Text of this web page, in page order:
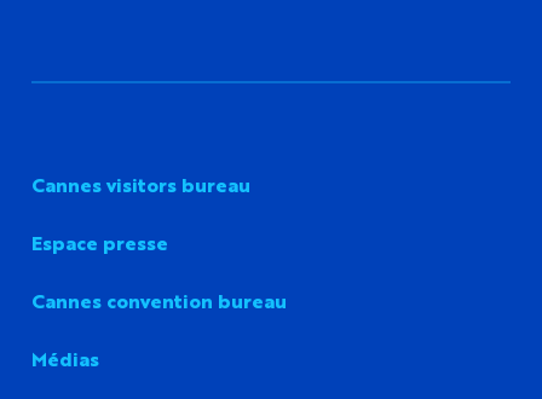
Cannes visitors bureau
Espace presse
Cannes convention bureau
Médias